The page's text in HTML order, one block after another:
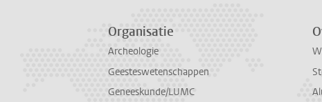
Organisatie
Archeologie
Geesteswetenschappen
Geneeskunde/LUMC